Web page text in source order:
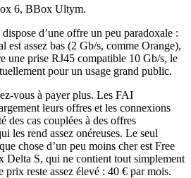
6, BBox Ultym.
dispose d’une offre un peu paradoxale :
est assez bas (2 Gb/s, comme Orange),
une prise RJ45 compatible 10 Gb/s, le
pour un usage grand public.
vous à payer plus. Les FAI
leurs offres et les connexions
des cas couplées à des offres
les rend assez onéreuses. Le seul
chose d’un peu moins cher est Free
Delta S, qui ne contient tout simplement
prix reste assez élevé : 40 € par mois.